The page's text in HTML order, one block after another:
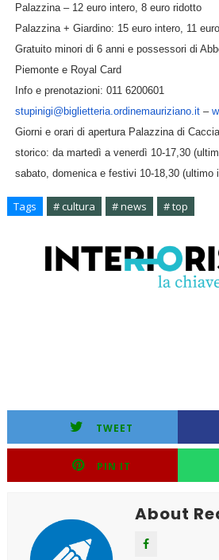
Palazzina – 12 euro intero, 8 euro ridotto
Palazzina + Giardino: 15 euro intero, 11
Gratuito minori di 6 anni e possessori di
Piemonte e Royal Card
Info e prenotazioni: 011 6200601
stupinigi@biglietteria. ordinemauriziano.it–
Giorni e orari di apertura Palazzina di
storico: da martedì a venerdì 10-17,30
sabato, domenica e festivi 10-18,30 (ultimo
Tags # cultura # news # top
TWEET
PIN IT
About